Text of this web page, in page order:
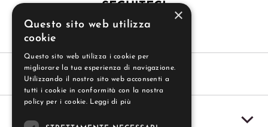
SEGUITECI
SERVIZIO CLIENTI
×
Questo sito web utilizza
cookie
Questo sito web utilizza i cookie per
migliorare la tua esperienza di navigazione.
Utilizzando il nostro sito web acconsenti a
tutti i cookie in conformità con la nostra
policy per i cookie. Leggi di più